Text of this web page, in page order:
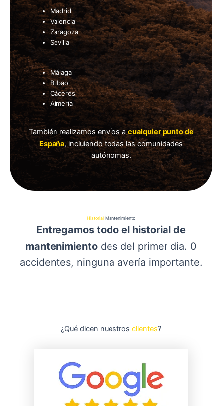
Madrid
Valencia
Zaragoza
Sevilla
Málaga
Bilbao
Cáceres
Almería
También realizamos envíos acualquier punto de
España, incluiendo todas las comunidades
autónomas.
Historial Mantenimiento
Entregamos todo el historial de
mantenimiento des del primer dia. 0
accidentes, ninguna avería importante.
¿Qué dicen nuestros clientes?